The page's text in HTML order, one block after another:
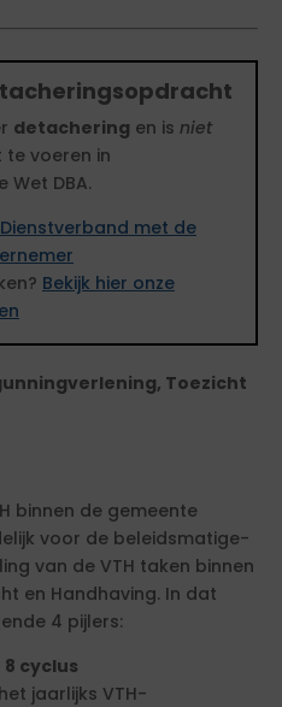
detachering en is niet
te voeren in
DBA.
Dienstverband met de
Bekijk hier onze
Toezicht
binnen de gemeente
voor de beleidsmatige-
van de VTH taken binnen
en Handhaving. In dat
4 pijlers:
cyclus
jaarlijks VTH-